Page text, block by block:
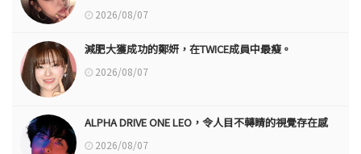
2026/08/07
減肥大獲成功的鄭妍，在TWICE成員中最瘦。
2026/08/07
ALPHA DRIVE ONE LEO，令人目不轉睛的視覺存在感
2026/08/07